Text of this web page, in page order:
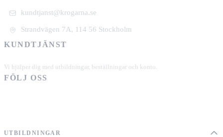
kundtjanst@krogarna.se
Strandvägen 7A, 114 56 Stockholm
KUNDTJÄNST
Vi hjälper dig med utbildningar, beställningar och konto.
FÖLJ OSS
UTBILDNINGAR